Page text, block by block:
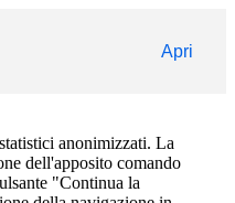
Apri
anonimizzati. La
dell'apposito comando
"Continua la